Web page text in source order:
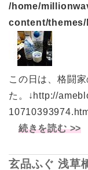
/home/
content/
この日は、格闘
た。↓http://
続きを読む >>
玄品ふぐ 浅